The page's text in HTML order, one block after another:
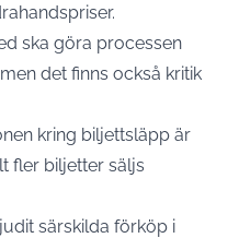
ska göra processen
det finns också kritik
kring biljettsläpp är
fler biljetter säljs
särskilda förköp i